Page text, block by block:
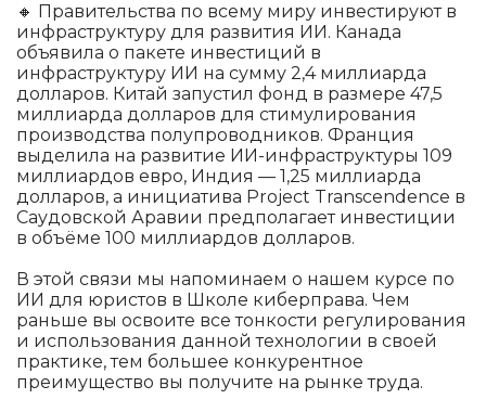
🔸 Правительства по всему миру инвестируют в
инфраструктуру для развития ИИ. Канада
объявила о пакете инвестиций в
инфраструктуру ИИ на сумму 2,4 миллиарда
долларов. Китай запустил фонд в размере 47,5
миллиарда долларов для стимулирования
производства полупроводников. Франция
выделила на развитие ИИ-инфраструктуры 109
миллиардов евро, Индия — 1,25 миллиарда
долларов, а инициатива Project Transcendence в
Саудовской Аравии предполагает инвестиции
в объёме 100 миллиардов долларов.
В этой связи мы напоминаем о нашем курсе по
ИИ для юристов в Школе киберправа. Чем
раньше вы освоите все тонкости регулирования
и использования данной технологии в своей
практике, тем большее конкурентное
преимущество вы получите на рынке труда.